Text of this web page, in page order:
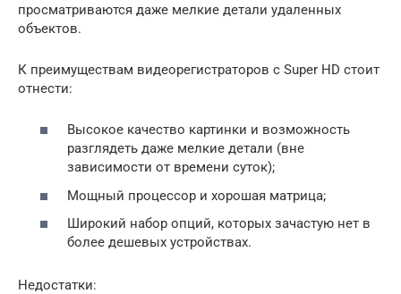
просматриваются даже мелкие детали удаленных
объектов.
К преимуществам видеорегистраторов с Super HD стоит
отнести:
Высокое качество картинки и возможность
разглядеть даже мелкие детали (вне
зависимости от времени суток);
Мощный процессор и хорошая матрица;
Широкий набор опций, которых зачастую нет в
более дешевых устройствах.
Недостатки: